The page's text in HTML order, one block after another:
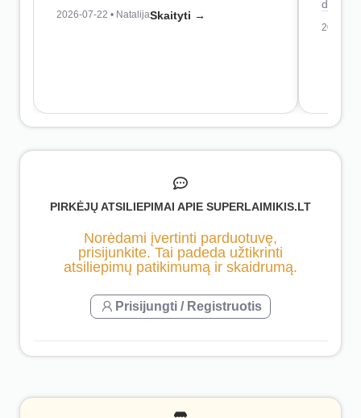
2026-07-22 • NatalijaSkaityti →
2026-
PIRKĖJŲ ATSILIEPIMAI APIE SUPERLAIMIKIS.LT
Norėdami įvertinti parduotuvę,
prisijunkite. Tai padeda užtikrinti
atsiliepimų patikimumą ir skaidrumą.
Prisijungti / Registruotis